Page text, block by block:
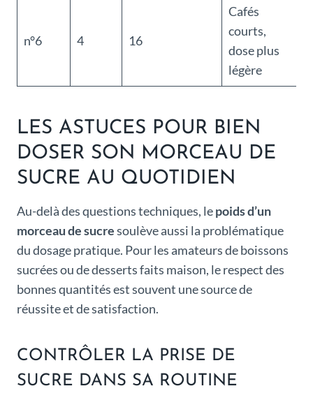
n°6 4 16
Cafés
courts,
dose plus
légère
LES ASTUCES POUR BIEN
DOSER SON MORCEAU DE
SUCRE AU QUOTIDIEN
Au-delà des questions techniques, lepoids d’un
morceau de sucresoulève aussi la problématique
du dosage pratique. Pour les amateurs de boissons
sucrées ou de desserts faits maison, le respect des
bonnes quantités est souvent une source de
réussite et de satisfaction.
CONTRÔLER LA PRISE DE
SUCRE DANS SA ROUTINE